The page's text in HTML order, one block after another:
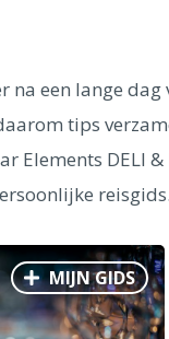
een lange
tips
Elements DELI
reisgids.
MIJN GIDS